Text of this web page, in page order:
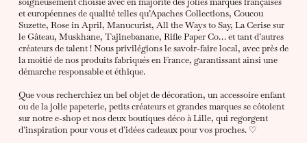
et européennes de qualité telles qu’Apaches Collections, Coucou
Suzette, Rose in April, Manucurist, All the Ways to Say, La Cerise sur
le Gâteau, Muskhane, Tajinebanane, Rifle Paper Co… et tant d’autres
créateurs de talent ! Nous privilégions le savoir-faire local, avec près de
la moitié de nos produits fabriqués en France, garantissant ainsi une
démarche responsable et éthique.
Que vous recherchiez un bel objet de décoration, un accessoire enfant
ou de la jolie papeterie, petits créateurs et grandes marques se côtoient
sur notre e-shop et nos deux boutiques déco à Lille, qui regorgent
d’inspiration pour vous et d’idées cadeaux pour vos proches. ♡